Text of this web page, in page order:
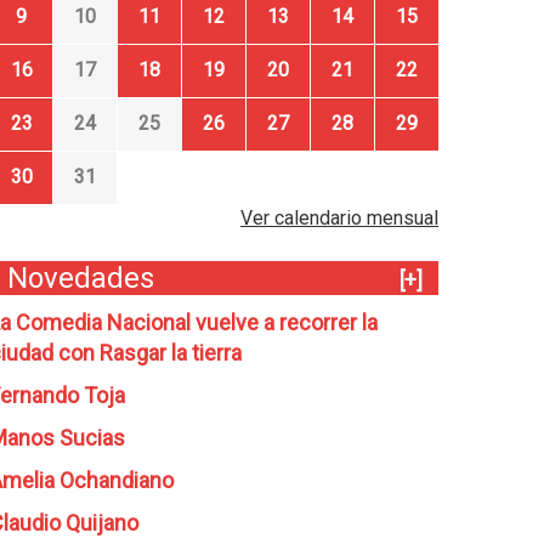
9 10 11 12 13 14 15
16 17 18 19 20 21 22
23 24 25 26 27 28 29
30
31
Ver calendario mensual
Novedades
[+]
Comedia Nacional vuelve a recorrer la
con Rasgar la tierra
Toja
Sucias
Ochandiano
Quijano